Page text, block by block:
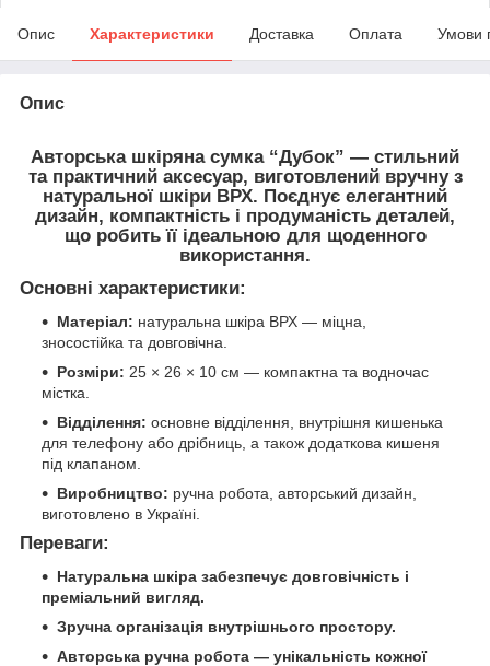
Опис Характеристики Доставка Оплата Умови
Опис
Авторська шкіряна сумка “Дубок” — стильний
та практичний аксесуар, виготовлений вручну з
натуральної шкіри ВРХ. Поєднує елегантний
дизайн, компактність і продуманість деталей,
що робить її ідеальною для щоденного
використання.
Основні характеристики:
Матеріал: натуральна шкіра ВРХ — міцна,
зносостійка та довговічна.
Розміри: 25 × 26 × 10 см — компактна та водночас
містка.
Відділення: основне відділення, внутрішня кишенька
для телефону або дрібниць, а також додаткова кишеня
під клапаном.
Виробництво: ручна робота, авторський дизайн,
виготовлено в Україні.
Переваги:
Натуральна шкіра забезпечує довговічність і
преміальний вигляд.
Зручна організація внутрішнього простору.
Авторська ручна робота — унікальність кожної